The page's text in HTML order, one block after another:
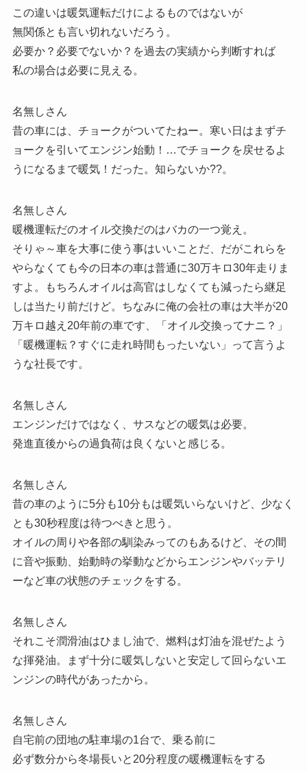
この違いは暖気運転だけによるものではないが
無関係とも言い切れないだろう。
必要か？必要でないか？を過去の実績から判断すれば
私の場合は必要に見える。
名無しさん
昔の車には、チョークがついてたねー。寒い日はまずチ
ョークを引いてエンジン始動！…でチョークを戻せるよ
うになるまで暖気！だった。知らないか??。
名無しさん
暖機運転だのオイル交換だのはバカの一つ覚え。
そりゃ～車を大事に使う事はいいことだ、だがこれらを
やらなくても今の日本の車は普通に30万キロ30年走りま
すよ。もちろんオイルは高官はしなくても減ったら継足
しは当たり前だけど。ちなみに俺の会社の車は大半が20
万キロ越え20年前の車です、「オイル交換ってナニ？」
「暖機運転？すぐに走れ時間もったいない」って言うよ
うな社長です。
名無しさん
エンジンだけではなく、サスなどの暖気は必要。
発進直後からの過負荷は良くないと感じる。
名無しさん
昔の車のように5分も10分もは暖気いらないけど、少なく
とも30秒程度は待つべきと思う。
オイルの周りや各部の馴染みってのもあるけど、その間
に音や振動、始動時の挙動などからエンジンやバッテリ
ーなど車の状態のチェックをする。
名無しさん
それこそ潤滑油はひまし油で、燃料は灯油を混ぜたよう
な揮発油。まず十分に暖気しないと安定して回らないエ
ンジンの時代があったから。
名無しさん
自宅前の団地の駐車場の1台で、乗る前に
必ず数分から冬場長いと20分程度の暖機運転をする